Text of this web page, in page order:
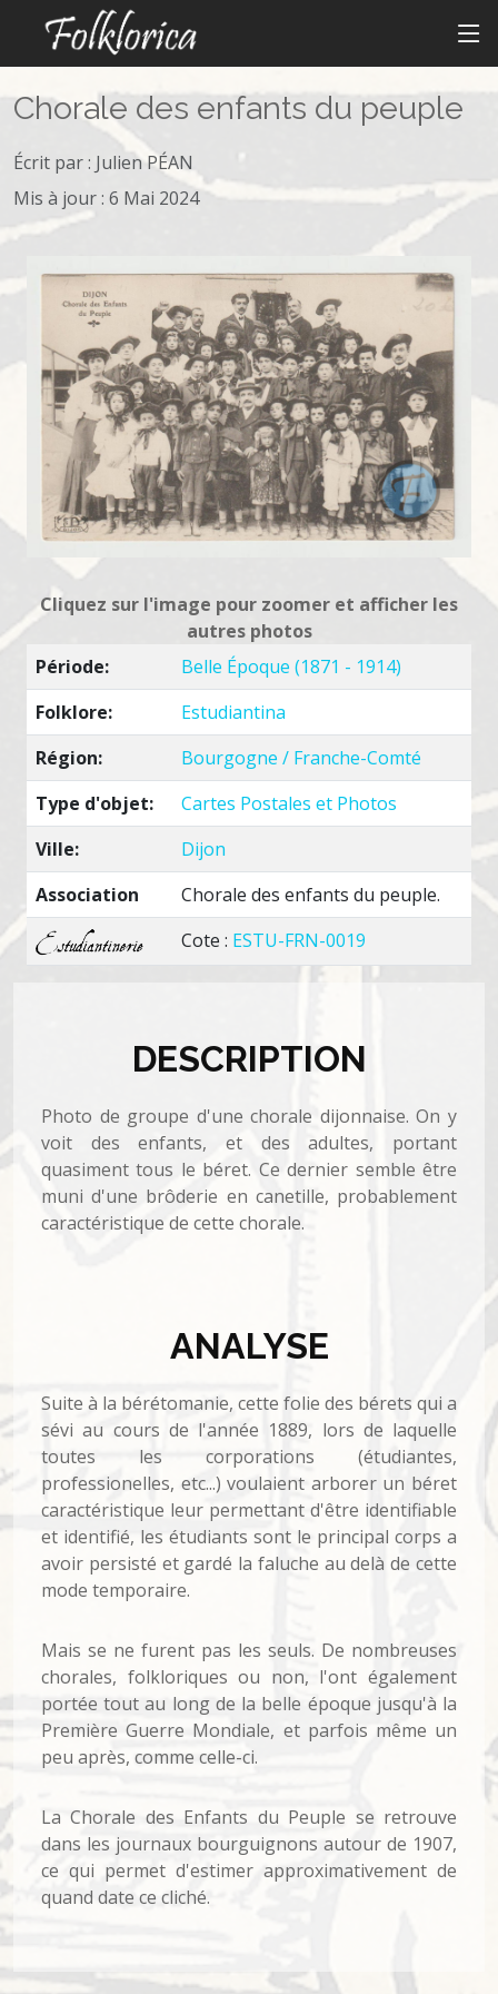
Chorale des enfants du peuple
Écrit par : Julien PÉAN
Mis à jour : 6 Mai 2024
Cliquez sur l'image pour zoomer et afficher les
autres photos
Période:
Belle Époque (1871 - 1914)
Folklore:
Estudiantina
Région:
Bourgogne / Franche-Comté
Type d'objet:
Cartes Postales et Photos
Ville:
Dijon
Association
Chorale des enfants du peuple.
Cote : ESTU-FRN-0019
DESCRIPTION
Photo de groupe d'une chorale dijonnaise. On y
voit des enfants, et des adultes, portant
quasiment tous le béret. Ce dernier semble être
muni d'une brôderie en canetille, probablement
caractéristique de cette chorale.
ANALYSE
Suite à la bérétomanie, cette folie des bérets qui a
sévi au cours de l'année 1889, lors de laquelle
toutes les corporations (étudiantes,
professionelles, etc...) voulaient arborer un béret
caractéristique leur permettant d'être identifiable
et identifié, les étudiants sont le principal corps a
avoir persisté et gardé la faluche au delà de cette
mode temporaire.
Mais se ne furent pas les seuls. De nombreuses
chorales, folkloriques ou non, l'ont également
portée tout au long de la belle époque jusqu'à la
Première Guerre Mondiale, et parfois même un
peu après, comme celle-ci.
La Chorale des Enfants du Peuple se retrouve
dans les journaux bourguignons autour de 1907,
ce qui permet d'estimer approximativement de
quand date ce cliché.